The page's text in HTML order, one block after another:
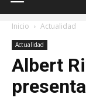
Inicio Actualidad
Actualidad
Albert